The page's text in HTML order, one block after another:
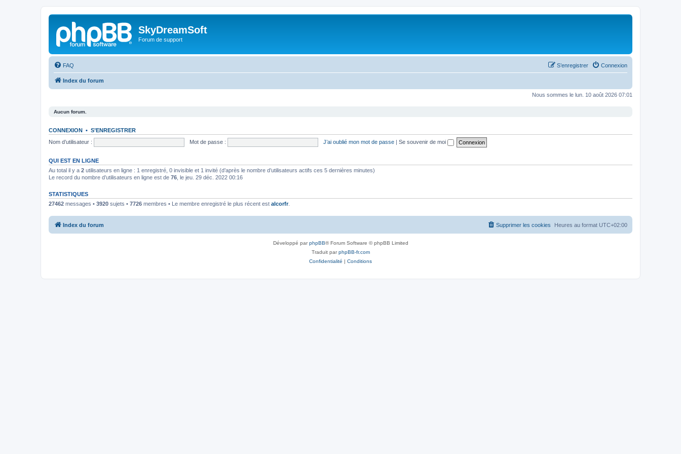
SkyDreamSoft
Forum de support
FAQ Connexion
S’enregistrer
Index du forum
Nous sommes le lun. 10 août 2026 07:01
Aucun forum.
CONNEXION • S’ENREGISTRER
Nom d’utilisateur :
Mot de passe : J’ai oublié mon mot de passe | Se souvenir de moi
QUI EST EN LIGNE
Au total il y a 2 utilisateurs en ligne : 1 enregistré, 0 invisible et 1 invité (d’après le nombre d’utilisateurs actifs ces 5 dernières minutes)
Le record du nombre d’utilisateurs en ligne est de 76 , le jeu. 29 déc. 2022 00:16
STATISTIQUES
27462 messages • 3920 sujets • 7726 membres • Le membre enregistré le plus récent est alcorfr.
Index du forum Heures au format UTC+02:00
Supprimer les cookies
Développé parphpBB® Forum Software © phpBB Limited
Traduit parphpBB-fr.com
Confidentialité | Conditions